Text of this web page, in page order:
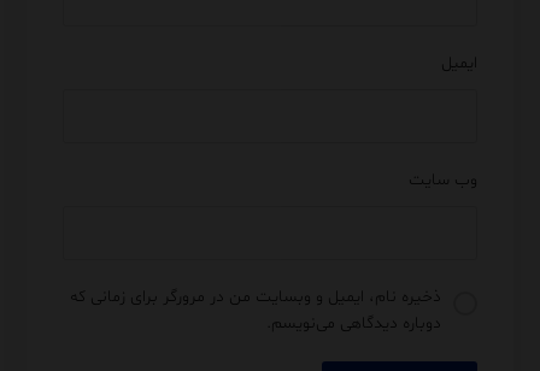
ایمیل
وب‌ سایت
ذخیره نام، ایمیل و وبسایت من در مرورگر برای زمانی که
دوباره دیدگاهی می‌نویسم.